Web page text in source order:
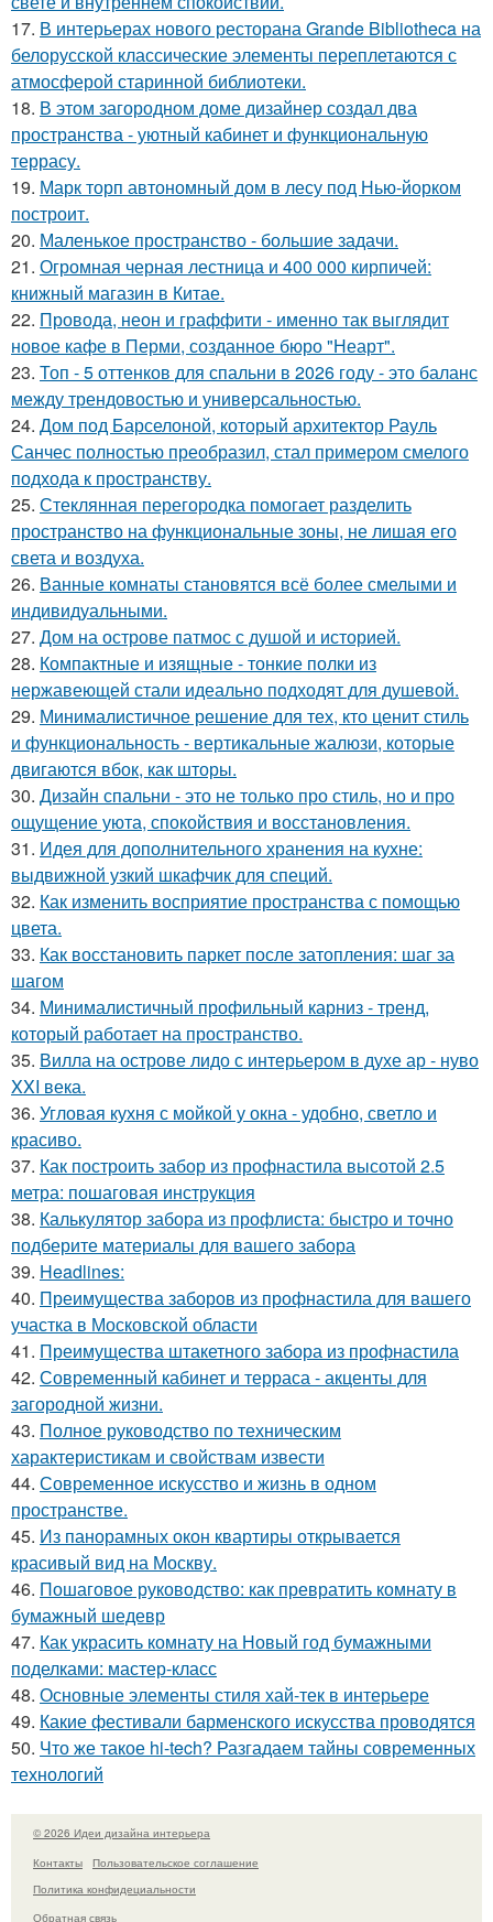
17. В интерьерах нового ресторана Grande Bibliotheca на
белорусской классические элементы переплетаются с
атмосферой старинной библиотеки.
18. В этом загородном доме дизайнер создал два
пространства - уютный кабинет и функциональную
террасу.
19. Марк торп автономный дом в лесу под Нью-йорком
построит.
20. Маленькое пространство - большие задачи.
21. Огромная черная лестница и 400 000 кирпичей:
книжный магазин в Китае.
22. Провода, неон и граффити - именно так выглядит
новое кафе в Перми, созданное бюро "Неарт".
23. Топ - 5 оттенков для спальни в 2026 году - это баланс
между трендовостью и универсальностью.
24. Дом под Барселоной, который архитектор Рауль
Санчес полностью преобразил, стал примером смелого
подхода к пространству.
25. Стеклянная перегородка помогает разделить
пространство на функциональные зоны, не лишая его
света и воздуха.
26. Ванные комнаты становятся всё более смелыми и
индивидуальными.
27. Дом на острове патмос с душой и историей.
28. Компактные и изящные - тонкие полки из
нержавеющей стали идеально подходят для душевой.
29. Минималистичное решение для тех, кто ценит стиль
и функциональность - вертикальные жалюзи, которые
двигаются вбок, как шторы.
30. Дизайн спальни - это не только про стиль, но и про
ощущение уюта, спокойствия и восстановления.
31. Идея для дополнительного хранения на кухне:
выдвижной узкий шкафчик для специй.
32. Как изменить восприятие пространства с помощью
цвета.
33. Как восстановить паркет после затопления: шаг за
шагом
34. Минималистичный профильный карниз - тренд,
который работает на пространство.
35. Вилла на острове лидо с интерьером в духе ар - нуво
XXI века.
36. Угловая кухня с мойкой у окна - удобно, светло и
красиво.
37. Как построить забор из профнастила высотой 2.5
метра: пошаговая инструкция
38. Калькулятор забора из профлиста: быстро и точно
подберите материалы для вашего забора
39. Headlines:
40. Преимущества заборов из профнастила для вашего
участка в Московской области
41. Преимущества штакетного забора из профнастила
42. Современный кабинет и терраса - акценты для
загородной жизни.
43. Полное руководство по техническим
характеристикам и свойствам извести
44. Современное искусство и жизнь в одном
пространстве.
45. Из панорамных окон квартиры открывается
красивый вид на Москву.
46. Пошаговое руководство: как превратить комнату в
бумажный шедевр
47. Как украсить комнату на Новый год бумажными
поделками: мастер-класс
48. Основные элементы стиля хай-тек в интерьере
49. Какие фестивали барменского искусства проводятся
50. Что же такое hi-tech? Разгадаем тайны современных
технологий
© 2026 Идеи дизайна интерьера
Контакты
Пользовательское соглашение
Политика конфидециальности
Обратная связь